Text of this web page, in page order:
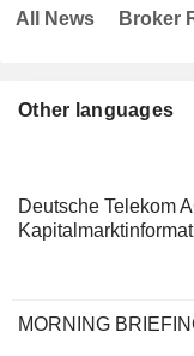
Other languages
Deutsche Telekom
MORNING
All News Broker